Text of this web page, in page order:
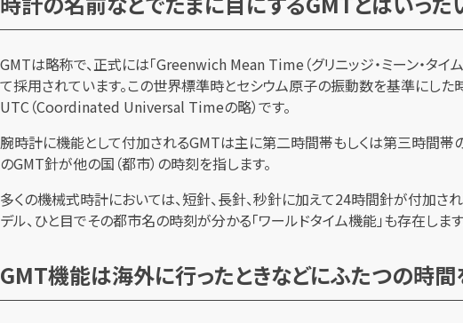
GMTは略称で、正式には「Greenwich Mean Time（グリニッジ・ミーン・タイ
て採用されています。この世界標準時とセシウム原子の振動数を基準にし
UTC（Coordinated Universal Timeの略）です。
腕時計に機能として付加されるGMTは主に第二時間帯もしくは第三時間帯
のGMT針が他の国（都市）の時刻を指します。
多くの機械式時計においては、短針、長針、秒針に加えて24時間針が付加
デル、ひと目でその都市名の時刻が分かる「ワールドタイム機能」も存在します
GMT機能は海外に行ったときなどにふたつの時